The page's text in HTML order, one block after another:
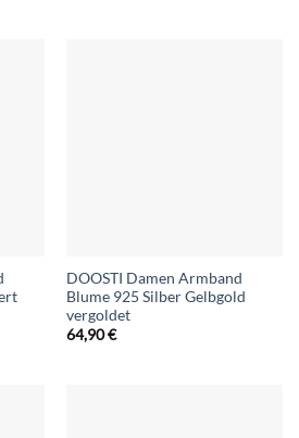
DOOSTI Damen Armband
Blume 925 Silber Gelbgold
vergoldet
64,90€